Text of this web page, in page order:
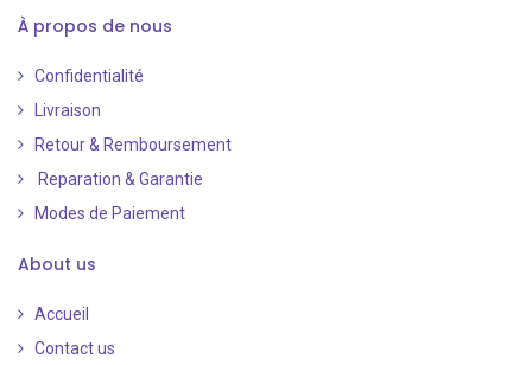
À propos de nous
Confidentialité
Livraison
Retour & Remboursement
Reparation & Garantie
Modes de Paiement
About us
Accueil
Contact us